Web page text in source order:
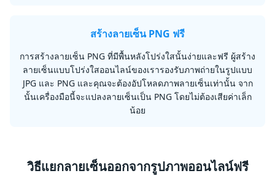
สร้างลายเซ็น PNG ฟรี
การสร้างลายเซ็น PNG ที่มีพื้นหลังโปร่งใสนั้นง่ายและฟรี ผู้สร้าง
ลายเซ็นแบบโปร่งใสออนไลน์ของเรารองรับภาพถ่ายในรูปแบบ
JPG และ PNG และคุณจะต้องอัปโหลดภาพลายเซ็นเท่านั้น จาก
นั้นเครื่องมือนี้จะแปลงลายเซ็นเป็น PNG โดยไม่ต้องเสียค่าเล็ก
น้อย
วิธีแยกลายเซ็นออกจากรูปภาพออนไลน์ฟรี